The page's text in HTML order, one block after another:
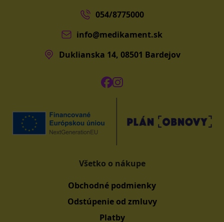
054/8775000
info@medikament.sk
Duklianska 14, 08501 Bardejov
Všetko o nákupe
Obchodné podmienky
Odstúpenie od zmluvy
Platby